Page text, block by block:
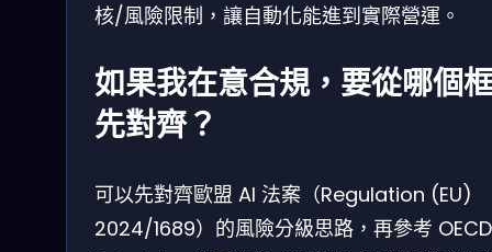
核/風險限制，讓自動化能進到實際營運。
如果我在意合規，要從哪個
先對齊？
可以先對齊歐盟 AI 法案（Regulation (EU)
2024/1689）的風險分級思路，再參考